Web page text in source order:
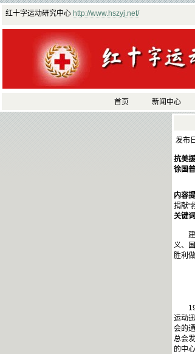
红十字运动研究中心 http://www.hszyj.net/
首页 新闻中心
发布
抗美
徐国
内容提
捐献“
关键词
建国
义、
胜利
运动
会的
总会
的中